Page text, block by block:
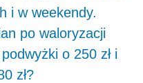
i w weekendy.
po waloryzacji
o 250 zł i
zł?